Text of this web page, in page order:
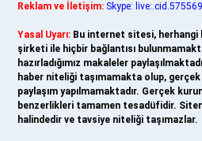
Reklam ve İletişim: Skype:
Yasal Uyarı: Bu internet sitesi, herhangi
şirketi ile hiçbir bağlantısı
hazırladığımız makaleler
haber niteliği taşımamakta olup,
paylaşım yapılmamaktadır. Gerçek
benzerlikleri tamamen tesadüfidir.
halindedir ve tavsiye niteliği taşımazlar.